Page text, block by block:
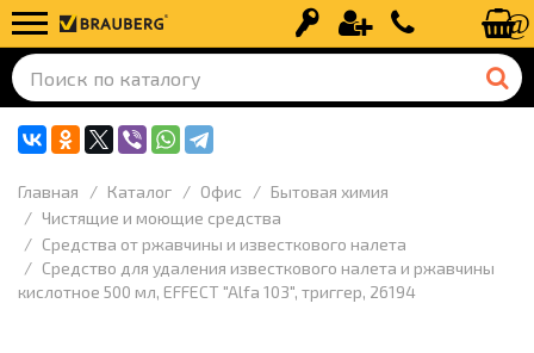
Вход Регистрация+7 (499) 110-
Главная Каталог Офис
Бытовая химия
Чистящие и моющие средства
Средства от ржавчины и известкового налета
Средство для удаления известкового налета и ржавчины
кислотное 500 мл, EFFECT "Alfa 103", триггер, 26194